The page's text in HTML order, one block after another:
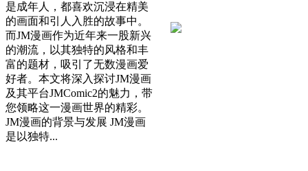
是成年人，都喜欢沉浸在精美
的画面和引人入胜的故事中。
而JM漫画作为近年来一股新兴
的潮流，以其独特的风格和丰
富的题材，吸引了无数漫画爱
好者。本文将深入探讨JM漫画
及其平台JMComic2的魅力，带
您领略这一漫画世界的精彩。
JM漫画的背景与发展 JM漫画
是以独特...